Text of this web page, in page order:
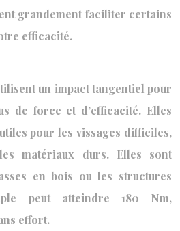
grandement faciliter certains
efficacité.
un impact tangentiel pour
de force et d’efficacité. Elles
pour les vissages difficiles,
matériaux durs. Elles sont
en bois ou les structures
peut atteindre 180 Nm,
effort.